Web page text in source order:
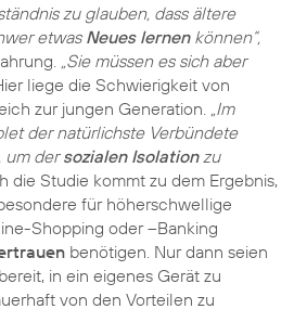
zu glauben, dass ältere
etwasNeues lernenkönnen“,
„Sie müssen es sich aber
liege die Schwierigkeit von
zur jungen Generation.
„Im
der natürlichste Verbündete
um dersozialen Isolationzu
die Studie kommt zu dem Ergebnis,
für höherschwellige
Shopping oder –Banking
benötigen. Nur dann seien
in ein eigenes Gerät zu
von den Vorteilen zu